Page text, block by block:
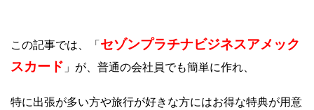
この記事では、「セゾンプラチナビジネスアメック
スカード 」が、普通の会社員でも簡単に作れ、
特に出張が多い方や旅行が好きな方にはお得な特典が用意